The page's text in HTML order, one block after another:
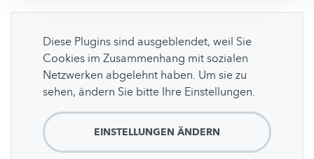
Diese Plugins sind ausgeblendet, weil Sie
Cookies im Zusammenhang mit sozialen
Netzwerken abgelehnt haben. Um sie zu
sehen, ändern Sie bitte Ihre Einstellungen.
EINSTELLUNGEN ÄNDERN